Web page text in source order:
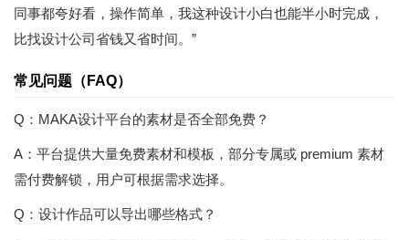
同事都夸好看，操作简单，我这种设计小白也能半小时完成，
比找设计公司省钱又省时间。”
常见问题（FAQ）
Q：MAKA设计平台的素材是否全部免费？
A：平台提供大量免费素材和模板，部分专属或 premium 素材
需付费解锁，用户可根据需求选择。
Q：设计作品可以导出哪些格式？